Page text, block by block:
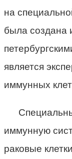
на
была создана
является
иммунных
иммунную
раковые